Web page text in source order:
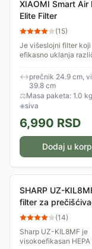
XIAOMI Smart Air
Elite Filter
(15)
Je višeslojni filter koji
efikasno uklanja
Sastoji se od nekoliko
filtera koji rade
bi...
↔prečnik 24.9 cm,
39.8 cm
⚖Masa paketa: 1.0 kg
◈siva
6,990 RSD
Dodaj u
SHARP UZ-
filter za
vazduha (14)
Sharp UZ-KIL8MF je
visokoefikasan